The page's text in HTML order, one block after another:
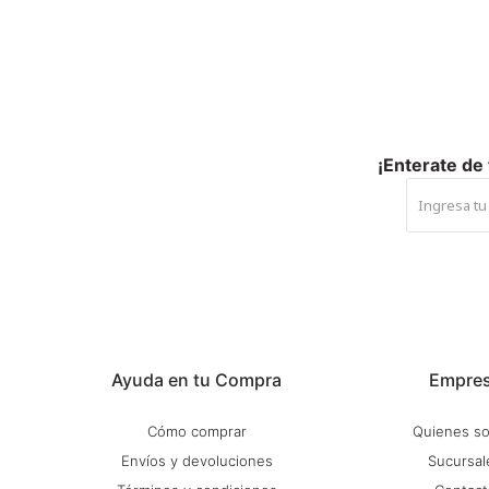
Ayuda en tu Compra
Cómo comprar
Envíos y devoluciones
Quienes
¡Enterate